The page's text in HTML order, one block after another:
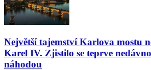
Největší tajemství Karlova mostu
Karel IV. Zjistilo se teprve
náhodou